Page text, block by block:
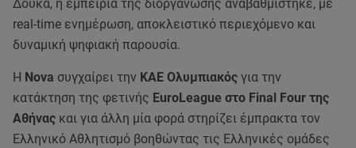
Δούκα, η εμπειρία της διοργάνωσης αναβαθμίστηκε, με
real-time ενημέρωση, αποκλειστικό περιεχόμενο και
δυναμική ψηφιακή παρουσία.
Η Nova συγχαίρει την KAE Ολυμπιακός για την
κατάκτηση της φετινής EuroLeague στο Final Four της
Αθήνας και για άλλη μία φορά στηρίζει έμπρακτα τον
Ελληνικό Αθλητισμό βοηθώντας τις Ελληνικές ομάδες